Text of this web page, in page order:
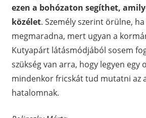
ezen a bohózaton segíthet,
közélet. Személy szerint örülne,
megmaradna, mert ugyan a
Kutyapárt látásmódjából sosem
szükség van arra, hogy legyen egy
mindenkor fricskát tud mutatni az
hatalomnak.